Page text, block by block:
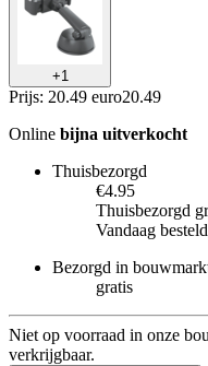
+1
Prijs: 20.49 euro20.49
Online bijna uitverkocht
Thuisbezorgd
€4.95
Thuisbezorgd
Vandaag
Bezorgd in
gratis
Niet op voorraad in onze
verkrijgbaar.